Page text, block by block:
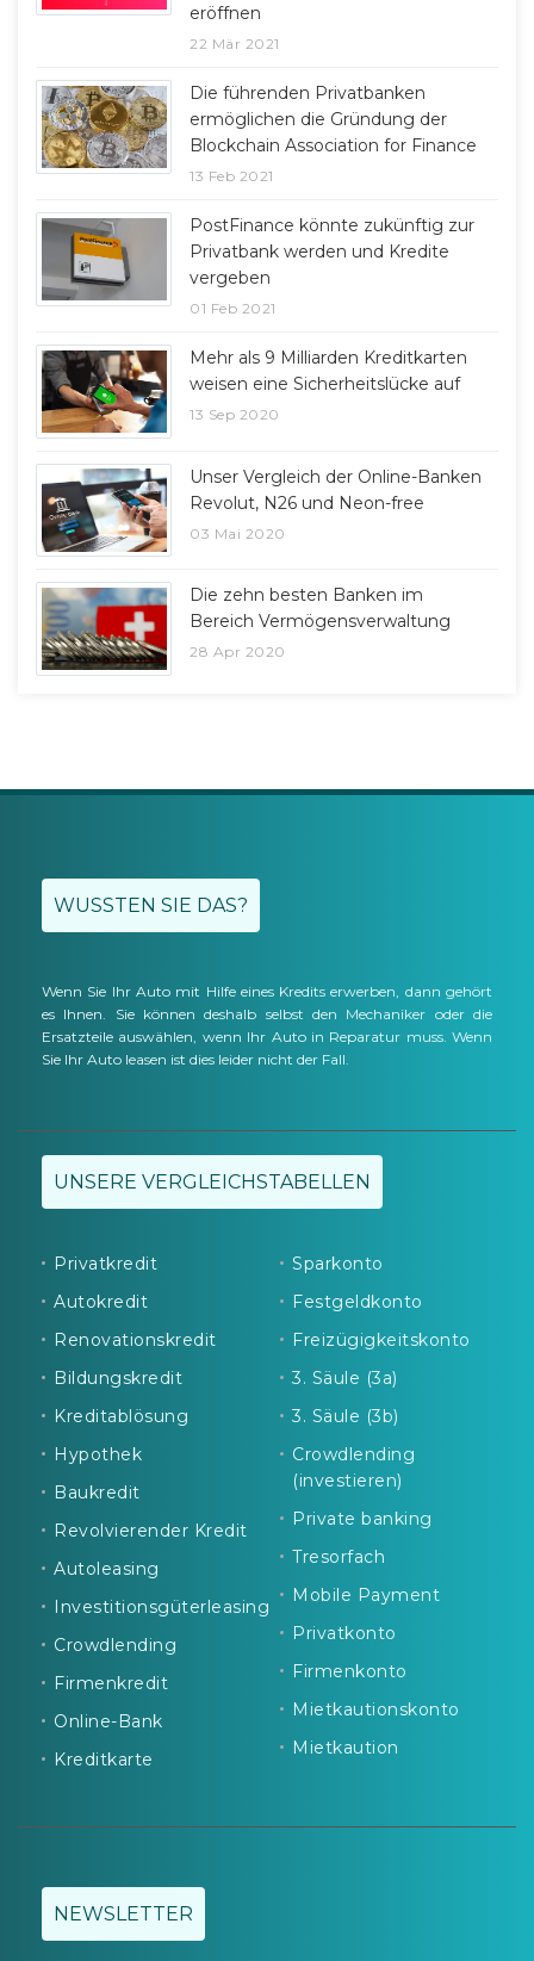
eröffnen
22 Mär 2021
Die führenden Privatbanken
ermöglichen die Gründung der
Blockchain Association for Finance
13 Feb 2021
PostFinance könnte zukünftig zur
Privatbank werden und Kredite
vergeben
01 Feb 2021
Mehr als 9 Milliarden Kreditkarten
weisen eine Sicherheitslücke auf
13 Sep 2020
Unser Vergleich der Online-Banken
Revolut, N26 und Neon-free
03 Mai 2020
Die zehn besten Banken im
Bereich Vermögensverwaltung
28 Apr 2020
WUSSTEN SIE DAS?
Wenn Sie Ihr Auto mit Hilfe eines Kredits erwerben, dann gehört
es Ihnen. Sie können deshalb selbst den Mechaniker oder die
Ersatzteile auswählen, wenn Ihr Auto in Reparatur muss. Wenn
Sie Ihr Auto leasen ist dies leider nicht der Fall.
UNSERE VERGLEICHSTABELLEN
Privatkredit
Autokredit
Renovationskredit
Bildungskredit
Kreditablösung
Hypothek
Baukredit
Revolvierender Kredit
Autoleasing
Investitionsgüterleasing
Crowdlending
Firmenkredit
Online-Bank
Kreditkarte
Sparkonto
Festgeldkonto
Freizügigkeitskonto
3. Säule (3a)
3. Säule (3b)
Crowdlending
(investieren)
Private banking
Tresorfach
Mobile Payment
Privatkonto
Firmenkonto
Mietkautionskonto
Mietkaution
NEWSLETTER